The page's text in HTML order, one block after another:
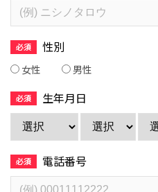
性別
女性 男性
生年月日
電話番号